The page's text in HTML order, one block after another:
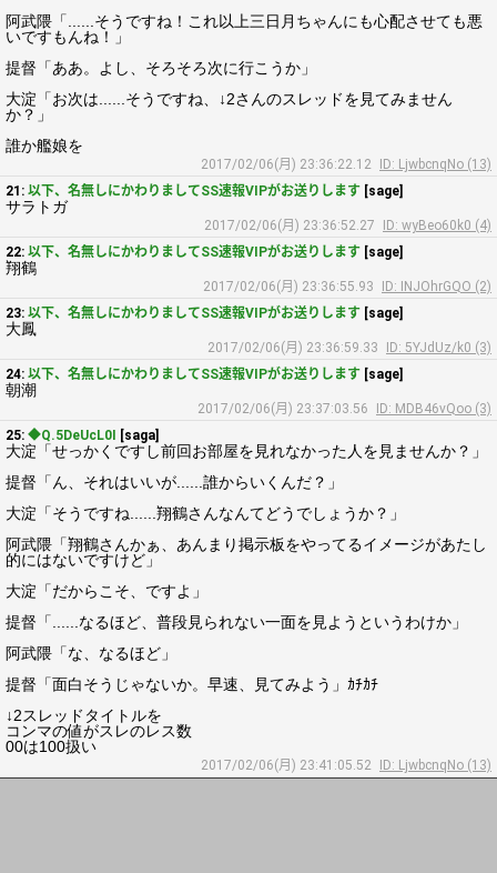
阿武隈「......そうですね！これ以上三日月ちゃんにも心配させても悪
いですもんね！」
提督「ああ。よし、そろそろ次に行こうか」
大淀「お次は......そうですね、↓2さんのスレッドを見てみません
か？」
誰か艦娘を
2017/02/06(月) 23:36:22.12
ID: LjwbcnqNo (13)
21: 以下、名無しにかわりましてSS速報VIPがお送りします [sage]
サラトガ
2017/02/06(月) 23:36:52.27
ID: wyBeo60k0 (4)
22: 以下、名無しにかわりましてSS速報VIPがお送りします [sage]
翔鶴
2017/02/06(月) 23:36:55.93
ID: INJOhrGQO (2)
23: 以下、名無しにかわりましてSS速報VIPがお送りします [sage]
大鳳
2017/02/06(月) 23:36:59.33
ID: 5YJdUz/k0 (3)
24: 以下、名無しにかわりましてSS速報VIPがお送りします [sage]
朝潮
2017/02/06(月) 23:37:03.56
ID: MDB46vQoo (3)
25: ◆Q.5DeUcL0I [saga]
大淀「せっかくですし前回お部屋を見れなかった人を見ませんか？」
提督「ん、それはいいが......誰からいくんだ？」
大淀「そうですね......翔鶴さんなんてどうでしょうか？」
阿武隈「翔鶴さんかぁ、あんまり掲示板をやってるイメージがあたし
的にはないですけど」
大淀「だからこそ、ですよ」
提督「......なるほど、普段見られない一面を見ようというわけか」
阿武隈「な、なるほど」
提督「面白そうじゃないか。早速、見てみよう」ｶﾁｶﾁ
↓2スレッドタイトルを
コンマの値がスレのレス数
00は100扱い
2017/02/06(月) 23:41:05.52 ID: LjwbcnqNo (13)